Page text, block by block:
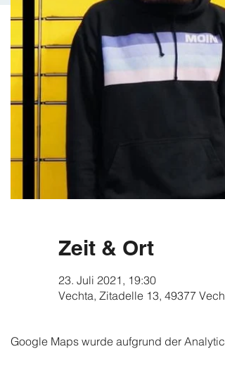
Zeit & Ort
23. Juli 2021, 19:30
Vechta, Zitadelle 13, 49377
Google Maps wurde aufgrund der